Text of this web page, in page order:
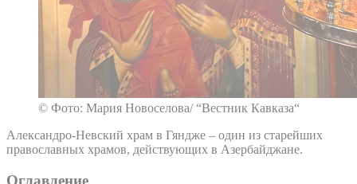
© Фото: Мария Новоселова/ “Вестник Кавказа“
Александро-Невский храм в Гяндже – один из старейших
православных храмов, действующих в Азербайджане.
Оглавление